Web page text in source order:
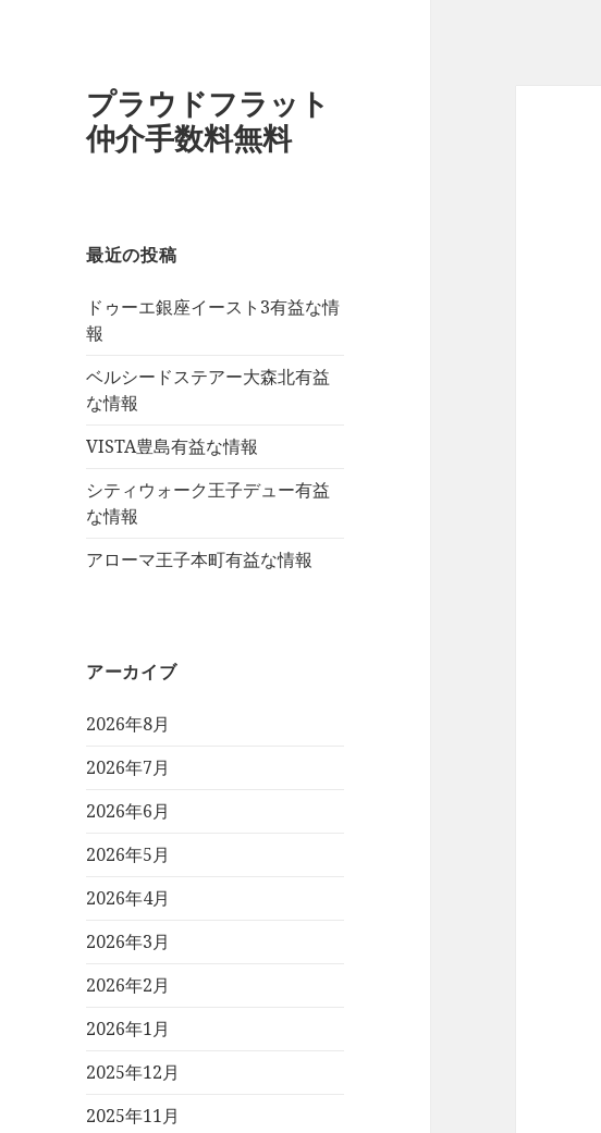
プラウドフラット
仲介手数料無料
最近の投稿
ドゥーエ銀座イースト3有益な情
報
ベルシードステアー大森北有益
な情報
VISTA豊島有益な情報
シティウォーク王子デュー有益
な情報
アローマ王子本町有益な情報
アーカイブ
2026年8月
2026年7月
2026年6月
2026年5月
2026年4月
2026年3月
2026年2月
2026年1月
2025年12月
2025年11月